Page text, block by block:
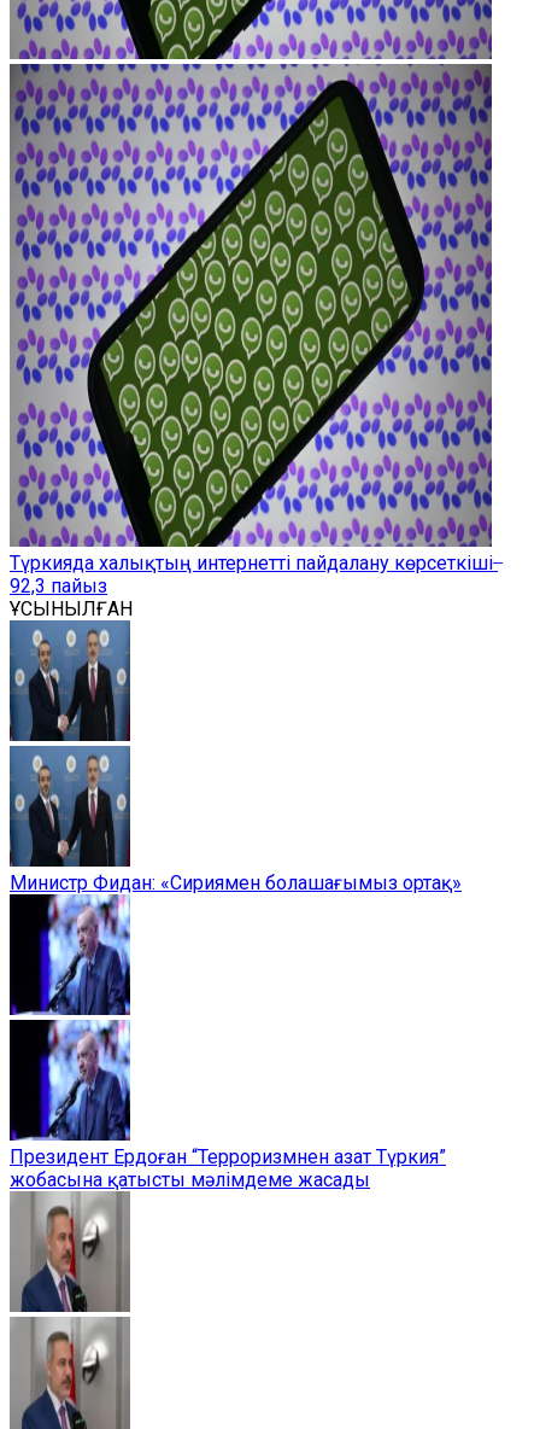
Түркияда халықтың интернетті пайдалану көрсеткіші ̶
92,3 пайыз
ҰСЫНЫЛҒАН
Министр Фидан: «Сириямен болашағымыз ортақ»
Президент Ердоған “Терроризмнен азат Түркия”
жобасына қатысты мәлімдеме жасады